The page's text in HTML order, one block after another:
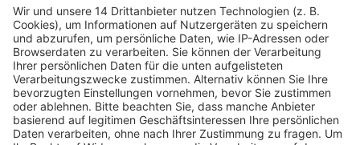
Fachmedien Recht und Wirtschaft
Ein Fachbereich der
dfv Mediengruppe